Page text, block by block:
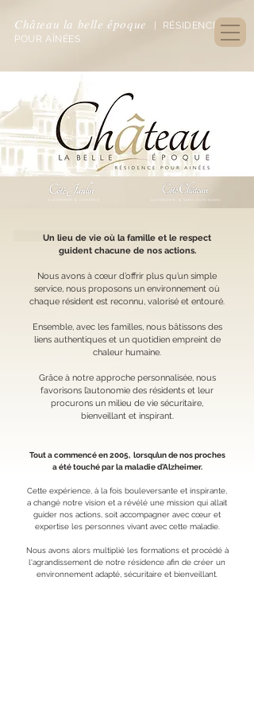
Château la belle époque
| RÉSIDENCE
POUR AÎNÉES
ALZHEIMER & DÉMENCE AUTONOME & SEMI-AUTONOME
Un lieu de vie où la famille et le respect
guident chacune de nos actions.
Nous avons à cœur d’offrir plus qu’un simple
service, nous proposons un environnement où
chaque résident est reconnu, valorisé et entouré.
Ensemble, avec les familles, nous bâtissons des
liens authentiques et un quotidien empreint de
chaleur humaine.
Grâce à notre approche personnalisée, nous
favorisons l’autonomie des résidents et leur
procurons un milieu de vie sécuritaire,
bienveillant et inspirant.
Tout a commencé en 2005, lorsqu’un de nos proches
a été touché par la maladie d’Alzheimer.
Cette expérience, à la fois bouleversante et inspirante,
a changé notre vision et a révélé une mission qui allait
guider nos actions, soit accompagner avec cœur et
expertise les personnes vivant avec cette maladie.
Nous avons alors multiplié les formations et procédé à
l'agrandissement de notre résidence afin de créer un
environnement adapté, sécuritaire et bienveillant.